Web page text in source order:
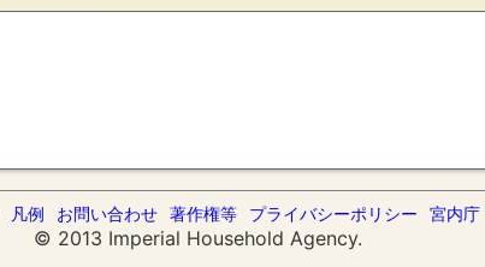
凡例 お問い合わせ 著作権等 プライバシーポリシー 宮内庁
© 2013 Imperial Household Agency.